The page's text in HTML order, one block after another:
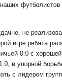
футболистов
не
игре ребята
0:0 с
в упорной
с лидером